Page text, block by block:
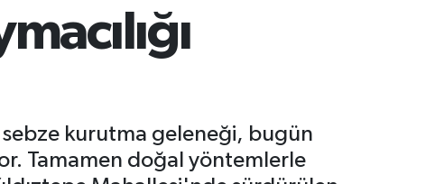
sebze kurutma geleneği, bugün
Tamamen doğal yöntemlerle